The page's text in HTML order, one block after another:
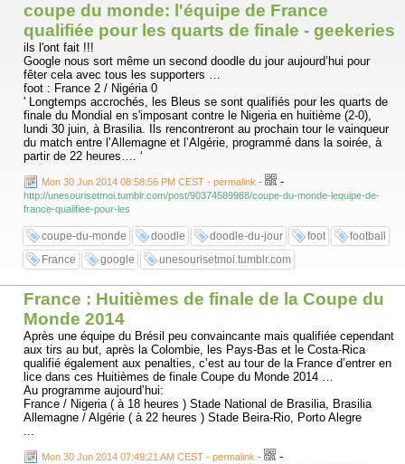
coupe du monde: l'équipe de France
qualifiée pour les quarts de finale - geekeries
ils l'ont fait !!!
Google nous sort même un second doodle du jour aujourd’hui pour
fêter cela avec tous les supporters …
foot : France 2 / Nigéria 0
' Longtemps accrochés, les Bleus se sont qualifiés pour les quarts de
finale du Mondial en s'imposant contre le Nigeria en huitième (2-0),
lundi 30 juin, à Brasilia. Ils rencontreront au prochain tour le vainqueur
du match entre l’Allemagne et l’Algérie, programmé dans la soirée, à
partir de 22 heures…. ‘
Mon 30 Jun 2014 08:58:56 PM CEST - permalink - -
http://unesourisetmoi.tumblr.com/post/90374589988/coupe-du-monde-lequipe-de-
france-qualifiee-pour-les
coupe-du-monde doodle doodle-du-jour foot
football
France
google unesourisetmoi.tumblr.com
France : Huitièmes de finale de la Coupe du
Monde 2014
Après une équipe du Brésil peu convaincante mais qualifiée cependant
aux tirs au but, après la Colombie, les Pays-Bas et le Costa-Rica
qualifié également aux penalties, c’est au tour de la France d’entrer en
lice dans ces Huitièmes de finale Coupe du Monde 2014 …
Au programme aujourd’hui:
France / Nigeria ( à 18 heures ) Stade National de Brasilia, Brasilia
Allemagne / Algérie ( à 22 heures ) Stade Beira-Rio, Porto Alegre
...
Mon 30 Jun 2014 07:49:21 AM CEST - permalink - -